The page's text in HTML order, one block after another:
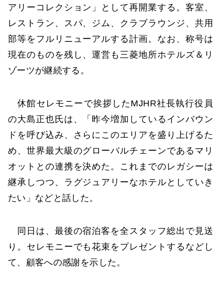
アリーコレクション」として再開業する。客室、
レストラン、スパ、ジム、クラブラウンジ、共用
部等をフルリニューアルする計画。なお、称号は
現在のものを残し、運営も三菱地所ホテルズ＆リ
ゾーツが継続する。
休館セレモニーで挨拶したMJHR社長執行役員
の大島正也氏は、「昨今増加しているインバウン
ドを呼び込み、さらにこのエリアを盛り上げるた
め、世界最大級のグローバルチェーンであるマリ
オットとの連携を決めた。これまでのレガシーは
継承しつつ、ラグジュアリーなホテルとしていき
たい」などと話した。
同日は、最後の宿泊客を全スタッフ総出で見送
り。セレモニーでも花束をプレゼントするなどし
て、顧客への感謝を示した。